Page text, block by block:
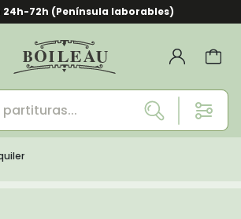
24h-72h (Península laborables)